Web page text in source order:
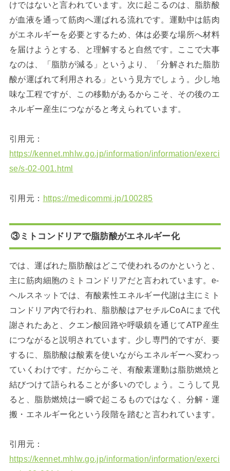
けではないと言われています。次に起こるのは、脂肪酸
が血液を通って筋肉へ運ばれる流れです。運動中は筋肉
がエネルギーを必要とするため、体は必要な場所へ材料
を届けようとする、と理解すると自然です。ここで大事
なのは、「脂肪が減る」というより、「分解された脂肪
酸が運ばれて利用される」という見方でしょう。少し地
味な工程ですが、この移動があるからこそ、その後のエ
ネルギー産生につながると考えられています。
引用元：
https://kennet.mhlw.go.jp/information/information/exerci
se/s-02-001.html
引用元： https://medicommi.jp/100285
③ミトコンドリアで脂肪酸がエネルギー化
では、運ばれた脂肪酸はどこで使われるのかというと、
主に筋肉細胞のミトコンドリアだと言われています。e-
ヘルスネットでは、有酸素性エネルギー代謝は主にミト
コンドリア内で行われ、脂肪酸はアセチルCoAにまで代
謝されたあと、クエン酸回路や呼吸鎖を通じてATP産生
につながると説明されています。少し専門的ですが、要
するに、脂肪酸は酸素を使いながらエネルギーへ変わっ
ていくわけです。だからこそ、有酸素運動は脂肪燃焼と
結びつけて語られることが多いのでしょう。こうして見
ると、脂肪燃焼は一瞬で起こるものではなく、分解・運
搬・エネルギー化という段階を踏むと言われています。
引用元：
https://kennet.mhlw.go.jp/information/information/exerci